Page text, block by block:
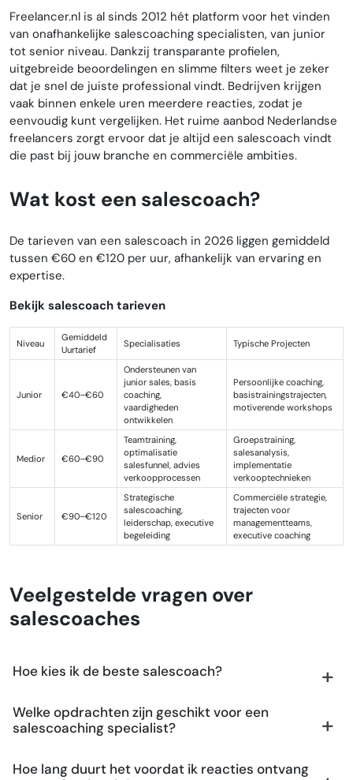
Freelancer.nl is al sinds 2012 hét platform voor het vinden
van onafhankelijke salescoaching specialisten, van junior
tot senior niveau. Dankzij transparante profielen,
uitgebreide beoordelingen en slimme filters weet je zeker
dat je snel de juiste professional vindt. Bedrijven krijgen
vaak binnen enkele uren meerdere reacties, zodat je
eenvoudig kunt vergelijken. Het ruime aanbod Nederlandse
freelancers zorgt ervoor dat je altijd een salescoach vindt
die past bij jouw branche en commerciële ambities.
Wat kost een salescoach?
De tarieven van een salescoach in 2026 liggen gemiddeld
tussen €60 en €120 per uur, afhankelijk van ervaring en
expertise.
Bekijk salescoach tarieven
Niveau
Gemiddeld
Uurtarief
Specialisaties Typische Projecten
Junior €40–€60
Ondersteunen van
junior sales, basis
coaching,
vaardigheden
ontwikkelen
Persoonlijke coaching,
basistrainingstrajecten,
motiverende workshops
Medior €60–€90
Teamtraining,
optimalisatie
salesfunnel, advies
verkoopprocessen
Groepstraining,
salesanalysis,
implementatie
verkooptechnieken
Senior €90–€120
Strategische
salescoaching,
leiderschap, executive
begeleiding
Commerciële strategie,
trajecten voor
managementteams,
executive coaching
Veelgestelde vragen over
salescoaches
Hoe kies ik de beste salescoach?
Welke opdrachten zijn geschikt voor een
salescoaching specialist?
Hoe lang duurt het voordat ik reacties ontvang